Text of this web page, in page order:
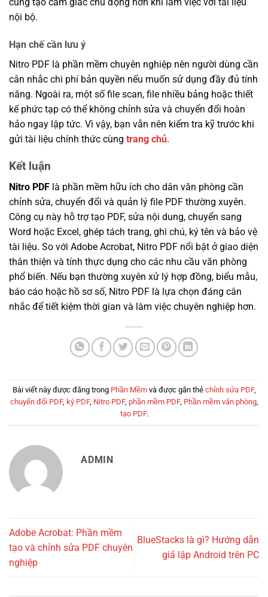
cũng tạo cảm giác chủ động hơn khi làm việc với tài liệu
nội bộ.
Hạn chế cần lưu ý
Nitro PDF là phần mềm chuyên nghiệp nên người dùng cần
cân nhắc chi phí bản quyền nếu muốn sử dụng đầy đủ tính
năng. Ngoài ra, một số file scan, file nhiều bảng hoặc thiết
kế phức tạp có thể không chỉnh sửa và chuyển đổi hoàn
hảo ngay lập tức. Vì vậy, bạn vẫn nên kiểm tra kỹ trước khi
gửi tài liệu chính thức cùng trang chủ.
Kết luận
Nitro PDF là phần mềm hữu ích cho dân văn phòng cần
chỉnh sửa, chuyển đổi và quản lý file PDF thường xuyên.
Công cụ này hỗ trợ tạo PDF, sửa nội dung, chuyển sang
Word hoặc Excel, ghép tách trang, ghi chú, ký tên và bảo vệ
tài liệu. So với Adobe Acrobat, Nitro PDF nổi bật ở giao diện
thân thiện và tính thực dụng cho các nhu cầu văn phòng
phổ biến. Nếu bạn thường xuyên xử lý hợp đồng, biểu mẫu,
báo cáo hoặc hồ sơ số, Nitro PDF là lựa chọn đáng cân
nhắc để tiết kiệm thời gian và làm việc chuyên nghiệp hơn.
Bài viết này được đăng trong Phần Mềmvà được gắn thẻ chỉnh sửa PDF,
chuyển đổi PDF, ký PDF, Nitro PDF, phần mềm PDF, Phần mềm văn phòng,
tạo PDF.
ADMIN
Adobe Acrobat: Phần mềm
tạo và chỉnh sửa PDF chuyên
nghiệp
BlueStacks là gì? Hướng dẫn
giả lập Android trên PC